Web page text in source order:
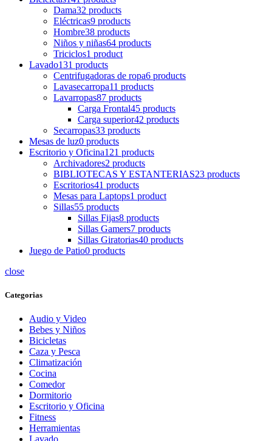
Dama32 products
Eléctricas9 products
Hombre38 products
Niños y niñas64 products
Triciclos1 product
Lavado131 products
Centrifugadoras de ropa6 products
Lavasecarropa11 products
Lavarropas87 products
Carga Frontal45 products
Carga superior42 products
Secarropas33 products
Mesas de luz0 products
Escritorio y Oficina121 products
Archivadores2 products
BIBLIOTECAS Y ESTANTERIAS23 products
Escritorios41 products
Mesas para Laptops1 product
Sillas55 products
Sillas Fijas8 products
Sillas Gamers7 products
Sillas Giratorias40 products
Juego de Patio0 products
close
Categorias
Audio y Video
Bebes y Niños
Bicicletas
Caza y Pesca
Climatización
Cocina
Comedor
Dormitorio
Escritorio y Oficina
Fitness
Herramientas